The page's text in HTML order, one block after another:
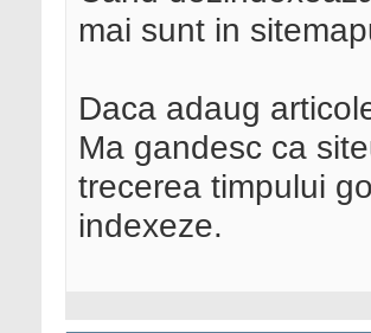
mai sunt in
Daca adaug
Ma gandesc ca
trecerea timpului
indexeze.